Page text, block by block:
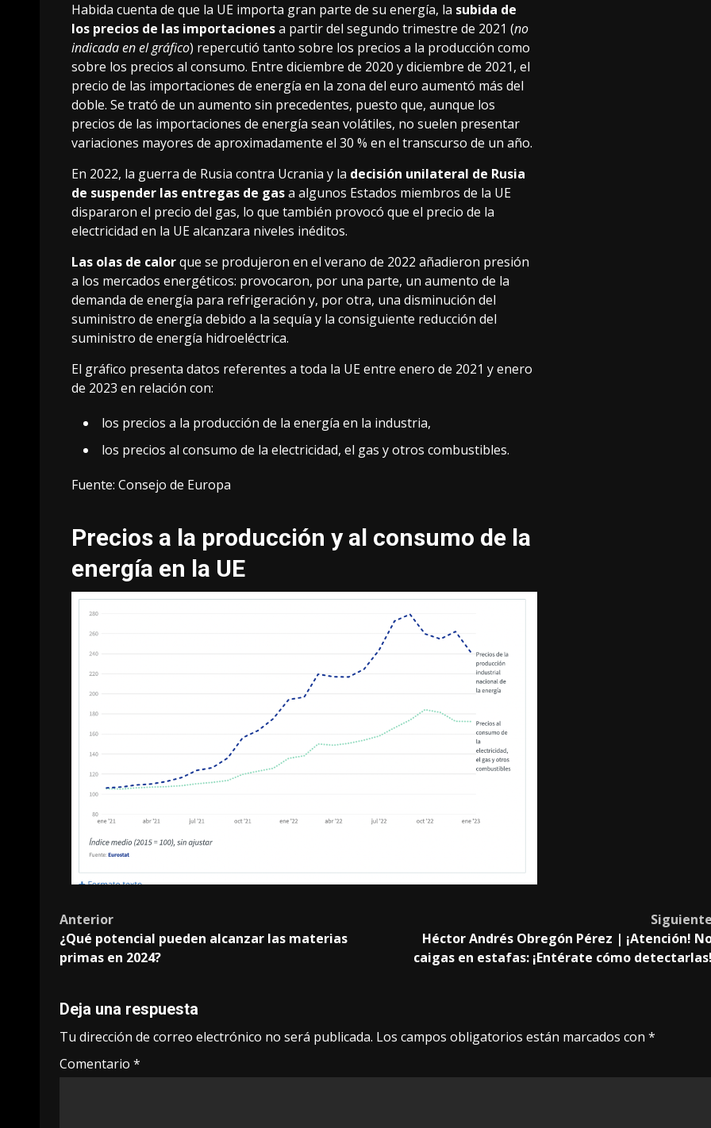
Habida cuenta de que la UE importa gran parte de su energía, la subida de
los precios de las importacionesa partir del segundo trimestre de 2021 (no
indicada en el gráfico) repercutió tanto sobre los precios a la producción como
sobre los precios al consumo. Entre diciembre de 2020 y diciembre de 2021, el
precio de las importaciones de energía en la zona del euro aumentó más del
doble. Se trató de un aumento sin precedentes, puesto que, aunque los
precios de las importaciones de energía sean volátiles, no suelen presentar
variaciones mayores de aproximadamente el 30 % en el transcurso de un año.
En 2022, la guerra de Rusia contra Ucrania y la decisión unilateral de Rusia
de suspender las entregas de gasa algunos Estados miembros de la UE
dispararon el precio del gas, lo que también provocó que el precio de la
electricidad en la UE alcanzara niveles inéditos.
Las olas de calorque se produjeron en el verano de 2022 añadieron presión
a los mercados energéticos: provocaron, por una parte, un aumento de la
demanda de energía para refrigeración y, por otra, una disminución del
suministro de energía debido a la sequía y la consiguiente reducción del
suministro de energía hidroeléctrica.
El gráfico presenta datos referentes a toda la UE entre enero de 2021 y enero
de 2023 en relación con:
los precios a la producción de la energía en la industria,
los precios al consumo de la electricidad, el gas y otros combustibles.
Fuente: Consejo de Europa
Precios a la producción y al consumo de la
energía en la UE
Anterior
¿Qué potencial pueden alcanzar las materias
primas en 2024?
Siguiente
Héctor Andrés Obregón Pérez | ¡Atención!
caigas en estafas: ¡Entérate cómo detectarlas!
Deja una respuesta
Tu dirección de correo electrónico no será publicada. Los campos obligatorios están marcados con *
Comentario *